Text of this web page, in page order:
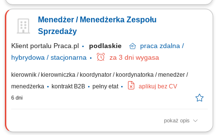
Opis stanowiska: Wspieranie i motywowanie zespołu w osiąganiu celów;
i eskalacji klientów; Zapewnianie wysokiej jakości obsługi klienta podczas
każdej rozmowy; Pełnienie roli menedżera pierwszej linii dla zespołu;...
Menedżer / Menedżerka Zespołu
Sprzedaży
Klient portalu Praca.pl podlaskie praca zdalna /
hybrydowa / stacjonarna
za 3 dni wygasa
kierownik / kierowniczka / koordynator / koordynatorka / menedżer /
menedżerka
kontrakt B2B pełny etat aplikuj bez CV
6 dni
pokaż opis
Rekrutacja i budowa zespołu Doradców Ubezpieczeniowych.